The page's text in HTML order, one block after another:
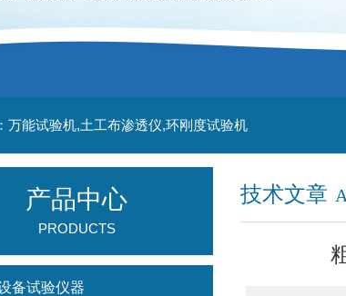
万能试验机,土工布渗透仪,环刚度试验机
技术文章
产品中心
PRODUCTS
备试验仪器